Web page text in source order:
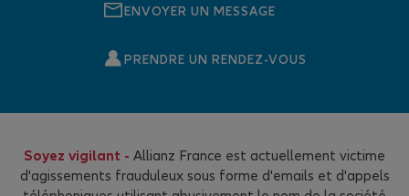
ENVOYER UN MESSAGE
PRENDRE UN RENDEZ-VOUS
Soyez vigilant - Allianz France est actuellement victime
d'agissements frauduleux sous forme d'emails et d'appels